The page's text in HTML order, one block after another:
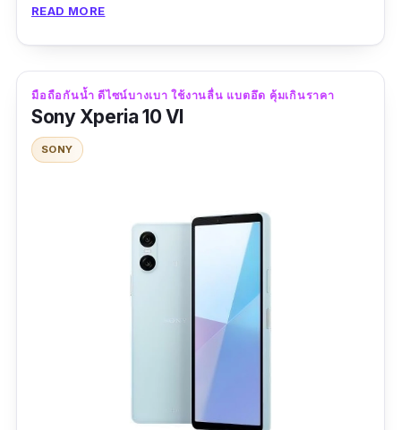
กลางที่ให้ความครบเครื่องแบบไม่ต้องจ่ายแพง มา
งานทั่วไปในชีวิตประจำวัน หรือพกไปลุยกลางฝน
แบบไม่ต้องกลัวเครื่องเสีย
จอ Super AMOLED ขนาดใหญ่ 6.7 นิ้ว ความ
เชียล ดู Netflix หรือเล่นเกมก็ไหลลื่น ขับเคลื่อน
ด้วยชิป Exynos 1580 รุ่นใหม่ของ Samsung ที่
ประหยัดพลังงานและรองรับเกมกราฟิกสูงได้ดี
กล้องหลัง 3 ตัว ความละเอียด 50MP พร้อมเลนส์
Ultra-Wide และ Macro รองรับการถ่ายทั้งวิว ภาพ
คน และวัตถุใกล้ แบตเตอรี่ขนาด 5,000 mAh
READ MORE
มือถือกันน้ำ ดีไซน์บางเบา ใช้งานลื่น แบตอึด คุ้มเกินราคา
Sony Xperia 10 VI
SONY